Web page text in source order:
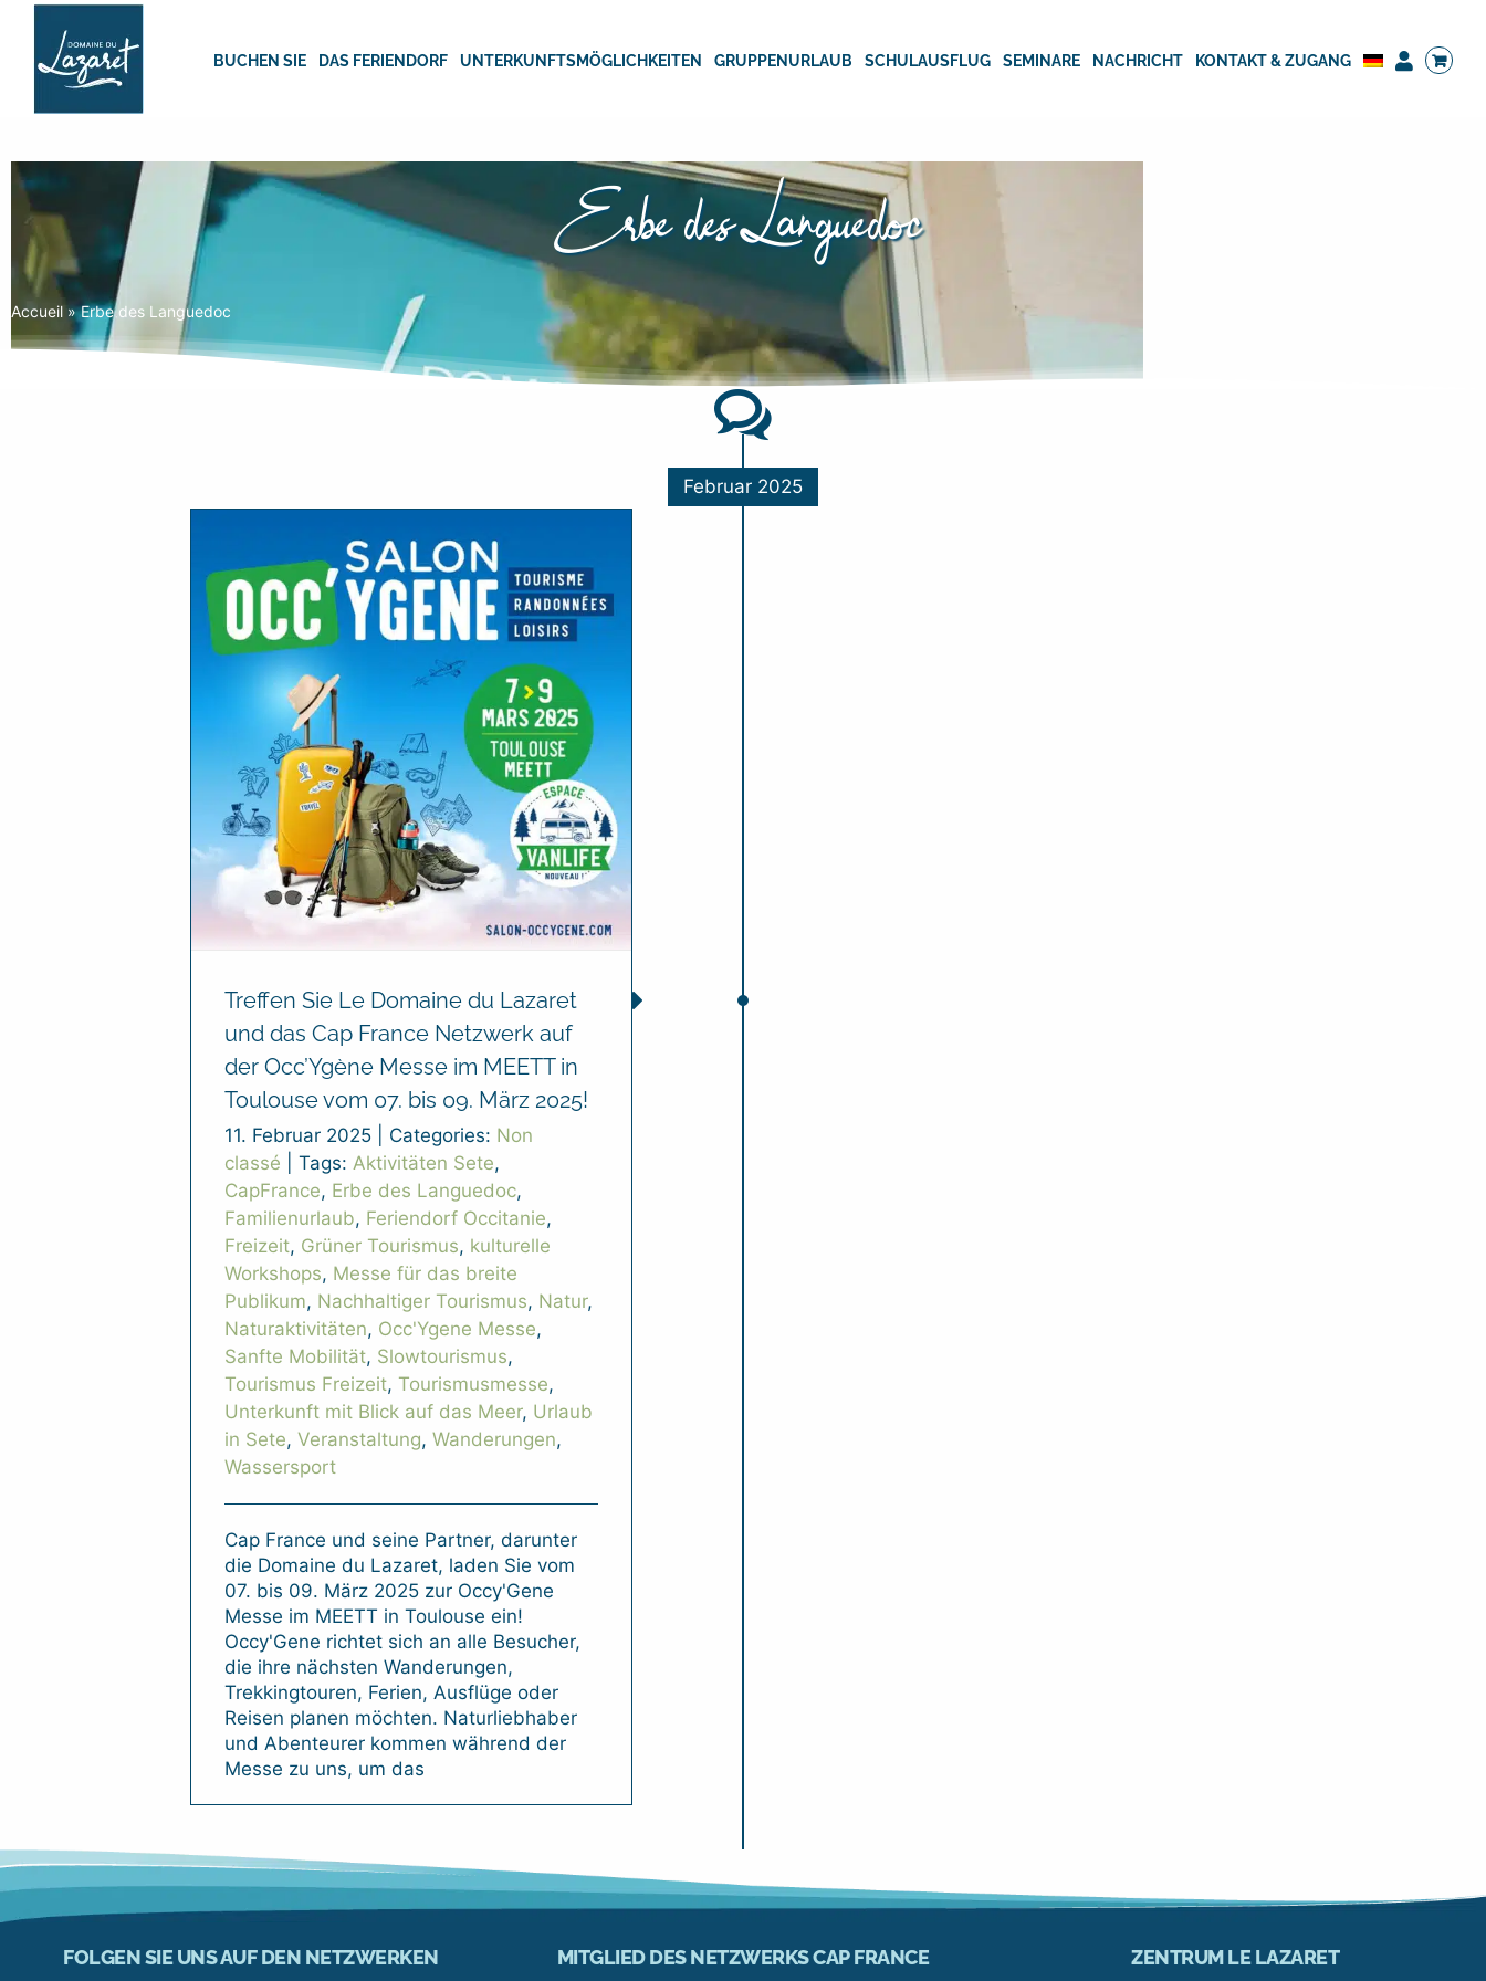
Skip
content
BUCHEN SIE DAS FERIENDORF UNTERKUNFTSMÖGLICHKEITEN GRUPPENURLAUB SCHULAUSFLUG SEMINARE NACHRICHT KONTAKT & ZUGANG
Erbe des Languedoc
Accueil»Erbe des Languedoc
Februar 2025
Treffen Sie Le Domaine du Lazaret
und das Cap France Netzwerk auf
der Occ’Ygène Messe im MEETT in
Toulouse vom 07. bis 09. März 2025!
11. Februar 2025 Categories: Non
classé
Tags: Aktivitäten Sete,
CapFrance, Erbe des Languedoc,
Familienurlaub, Feriendorf Occitanie,
Freizeit, Grüner Tourismus, kulturelle
Workshops, Messe für das breite
Publikum, Nachhaltiger Tourismus, Natur,
Naturaktivitäten, Occ'Ygene Messe,
Sanfte Mobilität, Slowtourismus,
Tourismus Freizeit, Tourismusmesse,
Unterkunft mit Blick auf das Meer, Urlaub
in Sete, Veranstaltung, Wanderungen,
Wassersport
Cap France und seine Partner, darunter
die Domaine du Lazaret, laden Sie vom
07. bis 09. März 2025 zur Occy'Gene
Messe im MEETT in Toulouse ein!
Occy'Gene richtet sich an alle Besucher,
die ihre nächsten Wanderungen,
Trekkingtouren, Ferien, Ausflüge oder
Reisen planen möchten. Naturliebhaber
und Abenteurer kommen während der
Messe zu uns, um das
FOLGEN SIE UNS AUF DEN NETZWERKEN MITGLIED DES NETZWERKS CAP FRANCE ZENTRUM LE LAZARET